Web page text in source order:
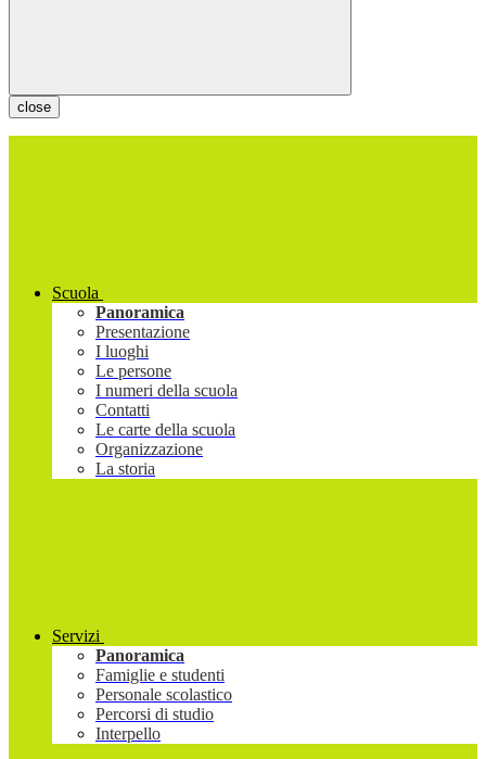
close
Scuola
Panoramica
Presentazione
I luoghi
Le persone
I numeri della scuola
Contatti
Le carte della scuola
Organizzazione
La storia
Servizi
Panoramica
Famiglie e studenti
Personale scolastico
Percorsi di studio
Interpello